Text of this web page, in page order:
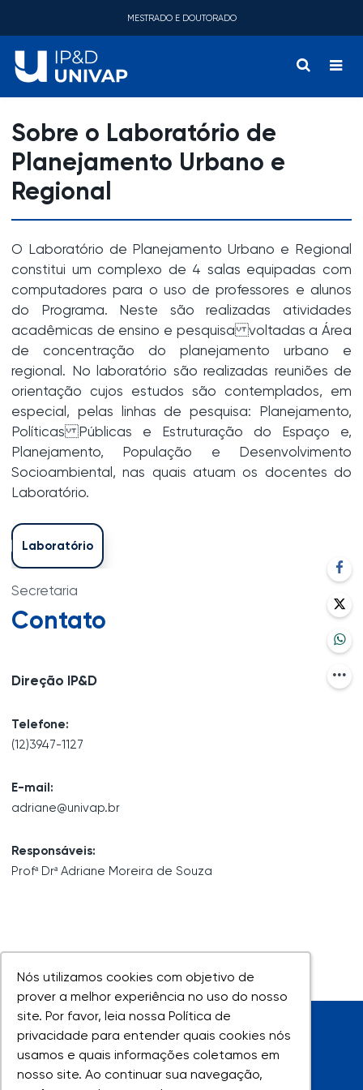
Nós utilizamos cookies com objetivo de
prover a melhor experiência no uso do nosso
site. Por favor, leia nossa Política de
privacidade para entender quais cookies nós
usamos e quais informações coletamos em
nosso site. Ao continuar sua navegação,
Nós utilizamos cookies com objetivo de
prover a melhor experiência no uso do nosso
site. Por favor, leia nossa Política de
privacidade para entender quais cookies nós
usamos e quais informações coletamos em
nosso site. Ao continuar sua navegação,
MESTRADO E DOUTORADO
Sobre o Laboratório de
Planejamento Urbano e
Regional
O Laboratório de Planejamento Urbano e Regional
constitui um complexo de 4 salas equipadas com
computadores para o uso de professores e alunos
do Programa. Neste são realizadas atividades
acadêmicas de ensino e pesquisa voltadas a Área
de concentração do planejamento urbano e
regional. No laboratório são realizadas reuniões de
orientação cujos estudos são contemplados, em
especial, pelas linhas de pesquisa: Planejamento,
Políticas Públicas e Estruturação do Espaço e,
Planejamento, População e Desenvolvimento
Socioambiental, nas quais atuam os docentes do
Laboratório.
Laboratório
Secretaria
Contato
Direção IP&D
Telefone:
(12)3947-1127
E-mail:
adriane@univap.br
Responsáveis:
Profª Drª Adriane Moreira de Souza